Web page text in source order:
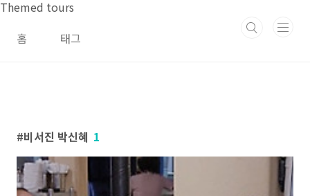
본문 바로가기
Themed tours
홈
태그
비서진 박신혜 1